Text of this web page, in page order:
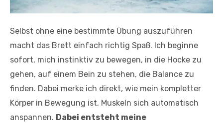
Selbst ohne eine bestimmte Übung auszuführen
macht das Brett einfach richtig Spaß. Ich beginne
sofort, mich instinktiv zu bewegen, in die Hocke zu
gehen, auf einem Bein zu stehen, die Balance zu
finden. Dabei merke ich direkt, wie mein kompletter
Körper in Bewegung ist, Muskeln sich automatisch
anspannen. Dabei entsteht meine